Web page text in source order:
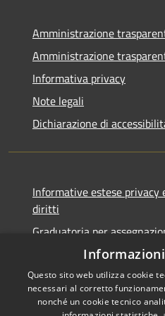
Amministrazione
Amministrazione
Informativa privacy
Note legali
Dichiarazione di
Informative estese privacy
diritti
Graduatoria per
Questo sito web utilizza cookie
necessari al corretto
nonché un cookie tecnico